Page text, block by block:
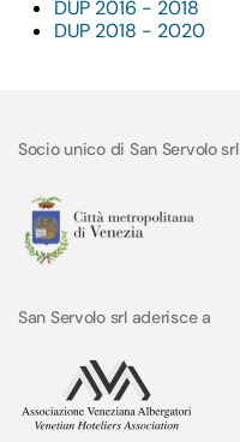
DUP 2016 - 2018
DUP 2018 - 2020
Socio unico di San Servolo srl
San Servolo srl aderisce a